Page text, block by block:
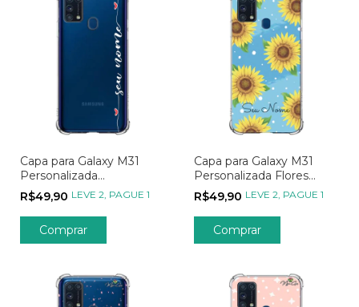
Capa para Galaxy M31
Personalizada
Minimalistas Nome
Lateral com Corações
R$49,90 LEVE 2, PAGUE 1
Capa para Galaxy M31
Personalizada Flores
Girassóis
R$49,90 LEVE 2, PAGUE 1